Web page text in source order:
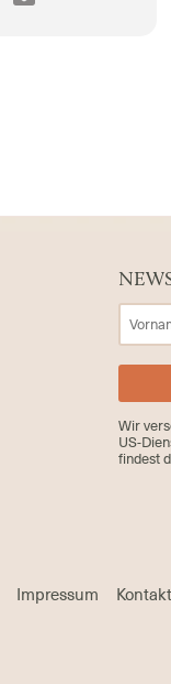
Wir
US-
findest
Impressum Kontakt